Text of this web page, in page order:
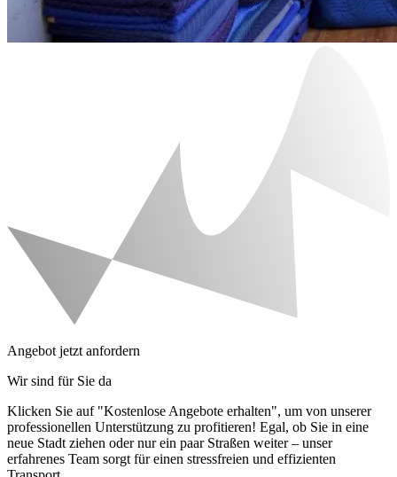
Angebot jetzt anfordern
Wir sind für Sie da
Klicken Sie auf "Kostenlose Angebote erhalten", um von unserer
professionellen Unterstützung zu profitieren! Egal, ob Sie in eine
neue Stadt ziehen oder nur ein paar Straßen weiter – unser
erfahrenes Team sorgt für einen stressfreien und effizienten